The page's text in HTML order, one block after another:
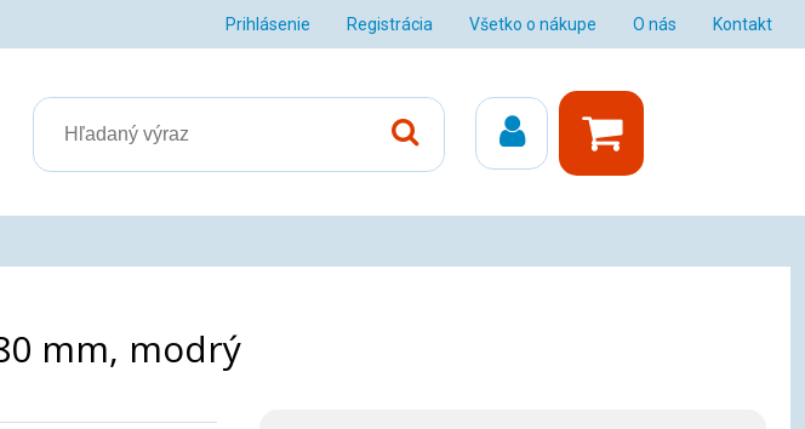
Prihlásenie Registrácia Všetko o nákupe O nás Kontakt
mm, modrý